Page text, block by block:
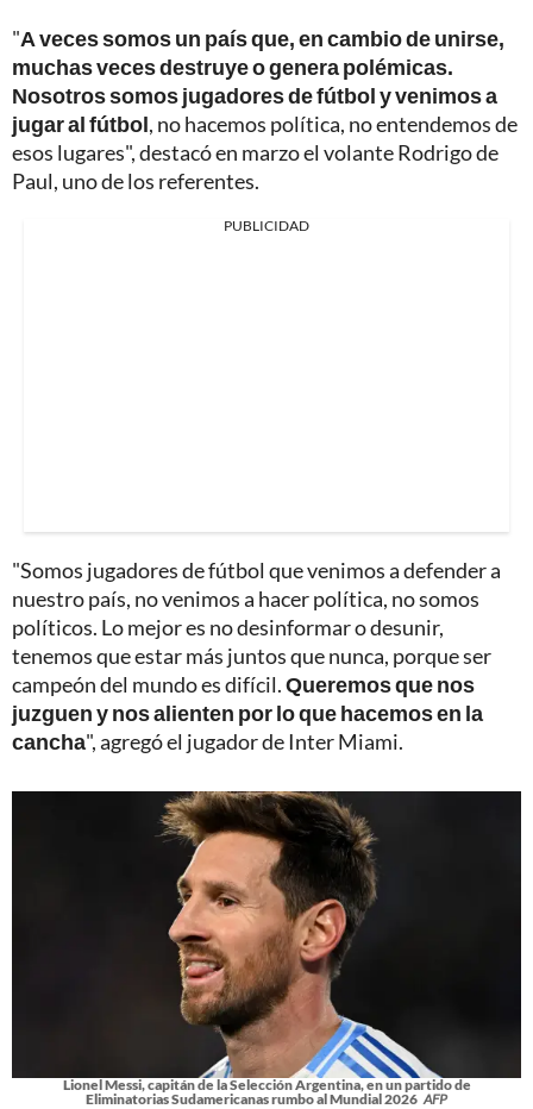
"A veces somos un país que, en cambio de unirse,
muchas veces destruye o genera polémicas.
Nosotros somos jugadores de fútbol y venimos a
jugar al fútbol, no hacemos política, no entendemos de
esos lugares", destacó en marzo el volante Rodrigo de
Paul, uno de los referentes.
PUBLICIDAD
"Somos jugadores de fútbol que venimos a defender a
nuestro país, no venimos a hacer política, no somos
políticos. Lo mejor es no desinformar o desunir,
tenemos que estar más juntos que nunca, porque ser
campeón del mundo es difícil.Queremos que nos
juzguen y nos alienten por lo que hacemos en la
cancha", agregó el jugador de Inter Miami.
Lionel Messi, capitán de la Selección Argentina, en un partido de
Eliminatorias Sudamericanas rumbo al Mundial 2026 AFP